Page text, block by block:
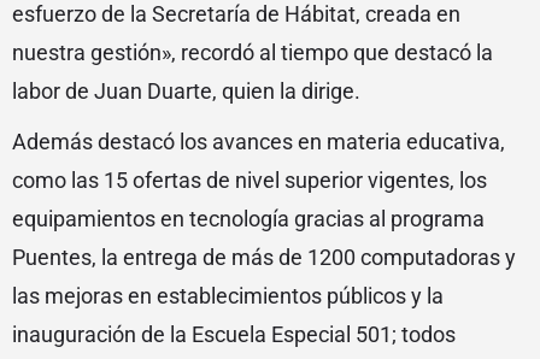
esfuerzo de la Secretaría de Hábitat, creada en
nuestra gestión», recordó al tiempo que destacó la
labor de Juan Duarte, quien la dirige.
Además destacó los avances en materia educativa,
como las 15 ofertas de nivel superior vigentes, los
equipamientos en tecnología gracias al programa
Puentes, la entrega de más de 1200 computadoras y
las mejoras en establecimientos públicos y la
inauguración de la Escuela Especial 501; todos